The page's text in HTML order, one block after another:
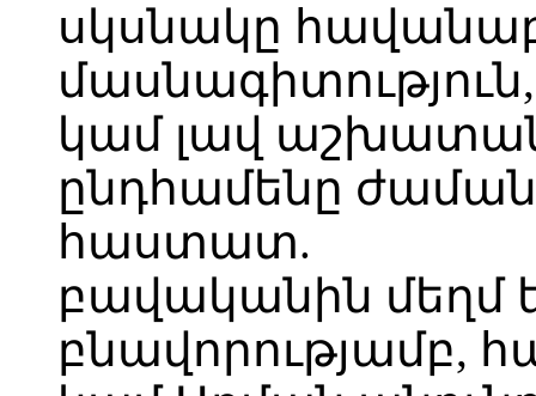
սկսնակը
կամ լավ
ընդհամենը
հաստատ.
բավականին մեղմ
բնավորությամբ,